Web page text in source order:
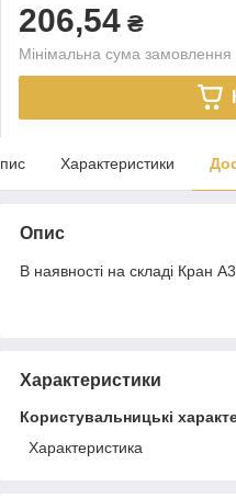
206,54 ₴
Мінімальна сума
Характеристики
Опис
В наявності на складі Кран
Характеристики
Користувальницькі
Характеристика